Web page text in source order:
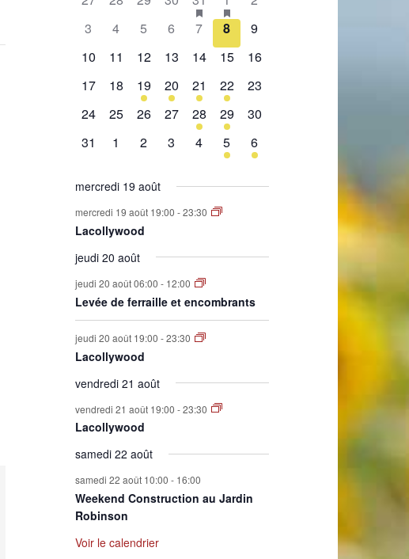
de
Évènements
évènement,évènement,
évènement,évènements,
0
3
0
4
0
5
0
évènement,
6
0
évènement,
7
0
évènement,
8
0
9
0
10
0
11
0
12
0
13
0
14
0
15
0
16
0
évènement,
17
0
évènement,
18
1
évènement,
19
2
évènements,
20
1
évènement,
21
2
évènements,
22
0
23
0
24
0
25
0
évènement,
26
0
évènement,
27
1
évènement,
28
1
évènement,
29
0
30
0
31
0
1
0
2
0
évènement,
3
0
évènement,
4
1
évènement,
5
1
évènement,
6
mercredi 19 août
mercredi 19 août 19:00 -23:30
Lacollywood
jeudi 20 août
jeudi 20 août 06:00 - 12:00
Levée de ferraille et encombrants
jeudi 20 août 19:00 -23:30
Lacollywood
vendredi 21 août
vendredi 21 août 19:00 -23:30
Lacollywood
samedi 22 août
samedi 22 août 10:00 - 16:00
Weekend Construction au Jardin
Robinson
Voir le calendrier